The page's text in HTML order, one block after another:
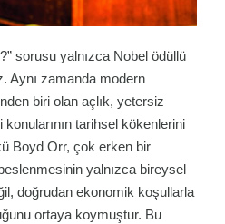
sorusu yalnızca Nobel ödüllü
Aynı zamanda modern
biri olan açlık, yetersiz
tarihsel kökenlerini
Boyd Orr, çok erken bir
yalnızca bireysel
doğrudan ekonomik koşullarla
ortaya koymuştur. Bu